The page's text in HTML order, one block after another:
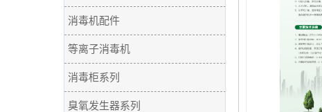
消毒机配件
等离子消毒机
消毒柜系列
臭氧发生器系列